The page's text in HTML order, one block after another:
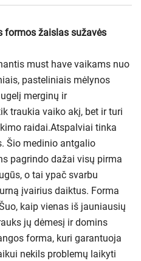
formos žaislas sužavės
must have vaikams nuo
pasteliniais mėlynos
merginų ir
traukia vaiko akį, bet ir turi
raidai.Atspalviai tinka
Šio medinio antgalio
pagrindo dažai visų pirma
o tai ypač svarbu
įvairius daiktus. Forma
kaip vienas iš jauniausių
jų dėmesį ir domins
forma, kuri garantuoja
nekils problemų laikyti